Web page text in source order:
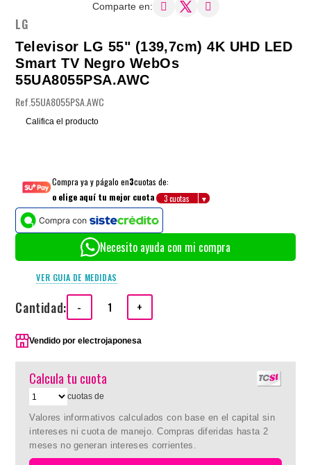
Comparte en:
LG
Televisor LG 55" (139,7cm) 4K UHD LED
Smart TV Negro WebOs
55UA8055PSA.AWC
Ref. 55UA8055PSA.AWC
Califica el producto
Compra ya y págalo en3cuotas de:
o elige aquí tu mejor cuota
Necesito ayuda con mi compra
VER GUIA DE MEDIDAS
Cantidad: - +
Vendido porelectrojaponesa
Calcula tu cuota
cuotas de
Valores informativos calculados con base en el capital sin
intereses ni cuota de manejo. Compras diferidas hasta 2
meses no generan intereses corrientes.